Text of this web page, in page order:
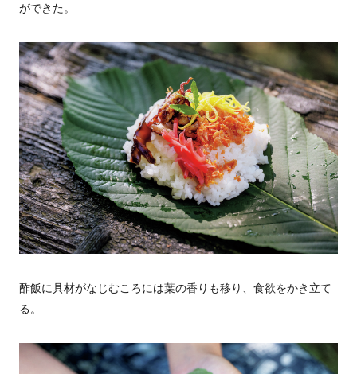
ができた。
酢飯に具材がなじむころには葉の香りも移り、食欲をかき立て
る。